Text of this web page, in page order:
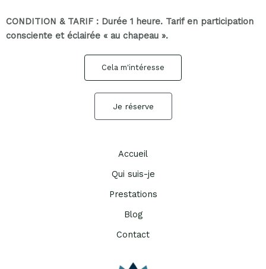
CONDITION & TARIF : Durée 1 heure. Tarif en participation
consciente et éclairée « au chapeau ».
Cela m'intéresse
Je réserve
Accueil
Qui suis-je
Prestations
Blog
Contact